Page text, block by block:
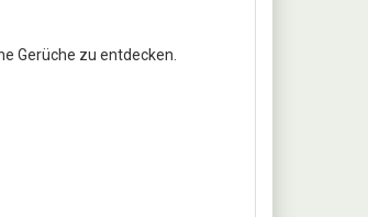
Gerüche zu entdecken.